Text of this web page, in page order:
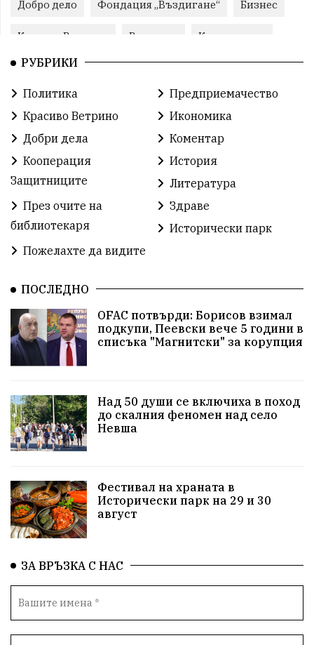
Добро дело Фондация „Въздигане“ Бизнес
Красиво Ветрино Развитие Криминално
Фондация Въздигане
Автосъбитие Празници Розариумът
Партия "Величие" Здраве
СУ „Христо Ботев“ – Ветрино Вълчи дол
Свят
Предстоящи Доброволчески дейности
Забавления Второ българско царство
Храна от село Лична инициатива
Здравословно Изкуство Заедно за България
Актуално Образователно
Красиво Ветрино защитниците
Детски лагер
Историческа живопис
Народно читалище Изобразително изкуство
български художници
Семейство Новости
Възстановки
благотворителност Красиво Ветрино медии
РУБРИКИ
Политика
Предприемачество
Красиво Ветрино
Икономика
Добри дела
Коментар
Кооперация
Защитниците
История
Литература
През очите на
библиотекаря
Здраве
Исторически парк
Пожелахте да видите
ПОСЛЕДНО
OFAC потвърди: Борисов взимал
подкупи, Пеевски вече 5 години в
списъка "Магнитски" за корупция
Над 50 души се включиха в поход
до скалния феномен над село
Невша
Фестивал на храната в
Исторически парк на 29 и 30
август
ЗА ВРЪЗКА С НАС